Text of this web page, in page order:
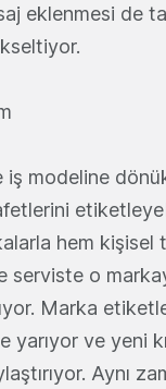
eklenmesi de
iş modeline
hem kişisel
serviste o
Marka
yarıyor ve yeni
Aynı